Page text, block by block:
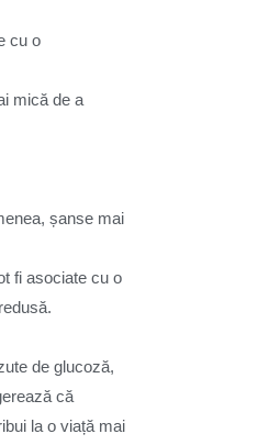
cu o
mică de a
șanse mai
fi asociate cu o
de glucoză,
că
la o viață mai